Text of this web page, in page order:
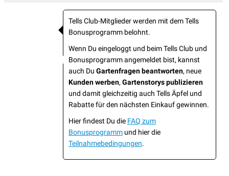
Tells Club-Mitglieder werden mit dem Tells
Bonusprogramm belohnt.
Wenn Du eingeloggt und beim Tells Club und
Bonusprogramm angemeldet bist, kannst
auch Du Gartenfragen beantworten, neue
Kunden werben, Gartenstorys publizieren
und damit gleichzeitig auch Tells Äpfel und
Rabatte für den nächsten Einkauf gewinnen.
Hier findest Du die FAQ zum
Bonusprogramm und hier die
Teilnahmebedingungen.